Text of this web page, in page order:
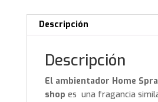
Descripción
Descripción
El ambientador Home
shop es una fragancia